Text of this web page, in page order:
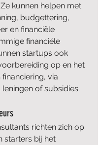
kunnen helpen met
budgettering,
en financiële
financiële
startups ook
op en het
via
of subsidies.
richten zich op
starters bij het